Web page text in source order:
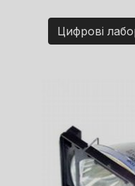
Цифрові